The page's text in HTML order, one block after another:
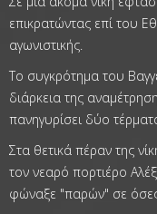
επικρατώντας επί του
αγωνιστικής.
Το συγκρότημα του
διάρκεια της
πανηγυρίσει δύο
Στα θετικά πέραν της
τον νεαρό πορτιέρο
φώναξε "παρών" σε όσες